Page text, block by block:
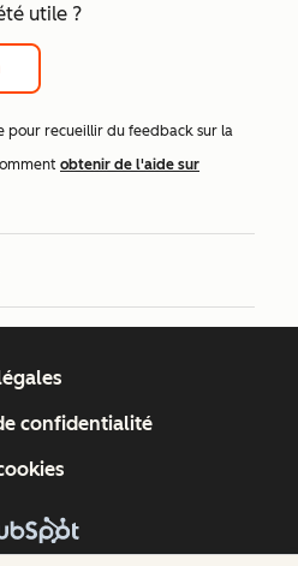
utile ?
pour recueillir du feedback sur la
obtenir de l'aide sur
confidentialité